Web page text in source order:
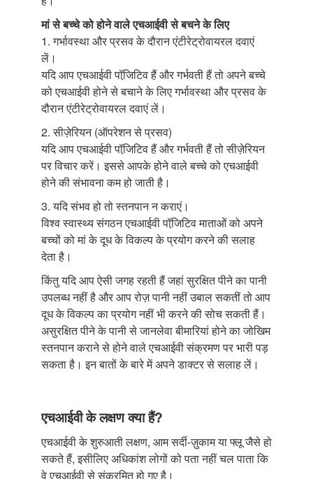
मां से बच्चे को होने वाले एचआईवी से बचने के लिए
1. गर्भावस्था और प्रसव के दौरान एंटीरेट्रोवायरल दवाएं
लें।
यदि आप एचआईवी पॉजि़टिव हैं और गर्भवती हैं तो अपने बच्चे
को एचआईवी होने से बचाने के लिए गर्भावस्था और प्रसव के
दौरान एंटीरेट्रोवायरल दवाएं लें।
2. सीज़ेरियन (ऑपरेशन से प्रसव)
यदि आप एचआईवी पॉजि़टिव हैं और गर्भवती हैं तो सीज़ेरियन
पर विचार करें। इससे आपके होने वाले बच्चे को एचआईवी
होने की संभावना कम हो जाती है।
3. यदि संभव हो तो स्तनपान न कराएं।
विश्व स्वास्थ्य संगठन एचआईवी पॉजि़टिव माताओं को अपने
बच्चों को मां के दूध के विकल्प के प्रयोग करने की सलाह
देता है।
किंतु यदि आप ऐसी जगह रहती हैं जहां सुरक्षित पीने का पानी
उपलब्ध नहीं है और आप रोज़ पानी नहीं उबाल सकतीं तो आप
दूध के विकल्प का प्रयोग नहीं भी करने की सोच सकती हैं।
असुरक्षित पीने के पानी से जानलेवा बीमारियां होने का जोखिम
स्तनपान कराने से होने वाले एचआईवी संक्रमण पर भारी पड़
सकता है। इन बातों के बारे में अपने डाक्टर से सलाह लें।
एचआईवी के लक्षण क्या हैं?
एचआईवी के शुरुआती लक्षण, आम सर्दी-ज़ुकाम या फ्लू जैसे हो
सकते हैं, इसीलिए अधिकांश लोगों को पता नहीं चल पाता कि
वे एचआईवी से संक्रमित हो गए है।